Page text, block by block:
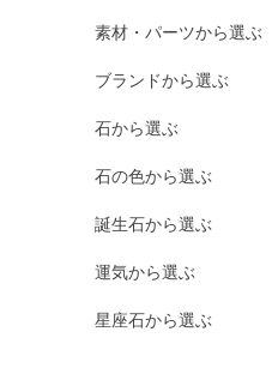
素材・パーツから選ぶ
ブランドから選ぶ
石から選ぶ
石の色から選ぶ
誕生石から選ぶ
運気から選ぶ
星座石から選ぶ